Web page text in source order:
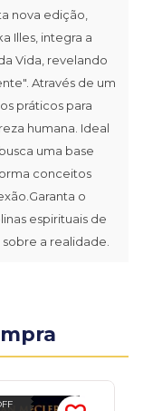
nova edição,
Illes, integra a
Vida, revelando
Através de um
práticos para
humana. Ideal
uma base
conceitos
o
espirituais de
a realidade.